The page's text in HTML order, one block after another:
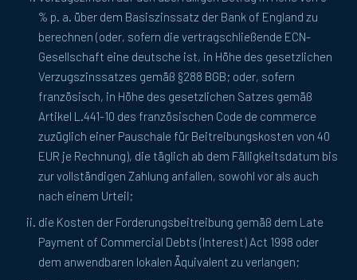
% p. a. über dem Basiszinssatz der Bank of England zu
berechnen (oder, sofern die vertragschließende ECN-
Gesellschaft eine deutsche ist, in Höhe des gesetzlichen
Verzugszinssatzes gemäß §288 BGB; oder, sofern
französisch, in Höhe des gesetzlichen Satzes gemäß
Artikel L.441-10 des französischen Code de commerce
zuzüglich einer Pauschale für Beitreibungskosten von 40
EUR je Rechnung), die täglich ab dem Fälligkeitsdatum bis
zur vollständigen Zahlung anfallen, sowohl vor als auch
nach einem Urteil;
die Kosten der Forderungsbeitreibung gemäß dem Late
Payment of Commercial Debts (Interest) Act 1998 oder
dem anwendbaren lokalen Äquivalent zu verlangen;